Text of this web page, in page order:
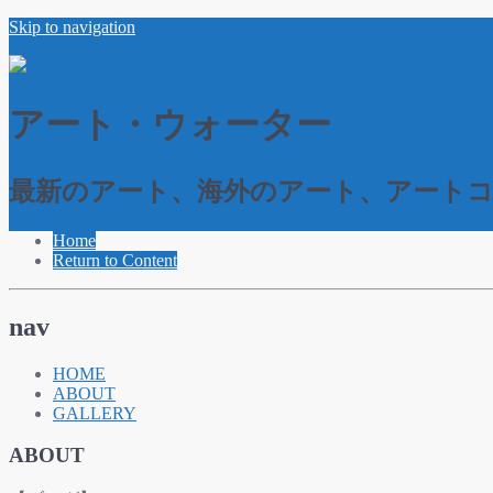
Skip to navigation
アート・ウォーター
最新のアート、海外のアート、アート
Home
Return to Content
nav
HOME
ABOUT
GALLERY
ABOUT